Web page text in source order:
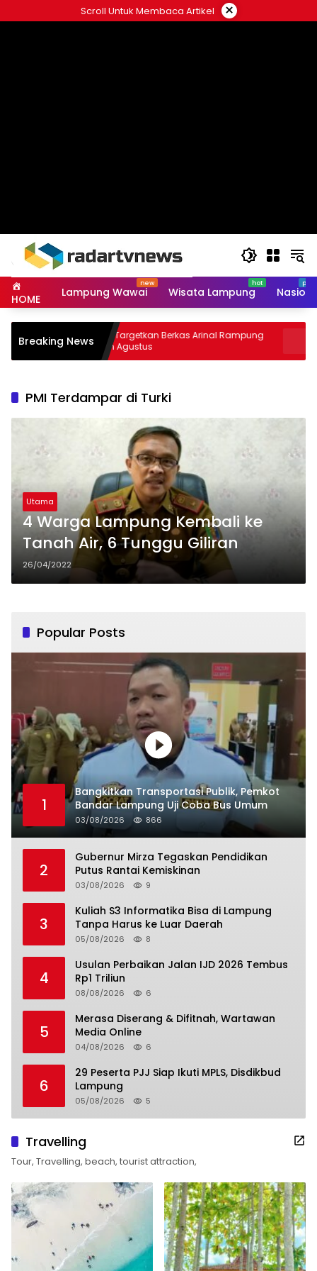
to
Scroll Untuk Membaca Artikel ×
HOME Lampung Wawai Wisata Lampung
Breaking News
Kejati Targetkan Berkas Arinal Rampung
Bulan Agustus
PMI Terdampar di Turki
Utama
4 Warga Lampung Kembali ke
Tanah Air, 6 Tunggu Giliran
26/04/2022
Popular Posts
1
Bangkitkan Transportasi Publik, Pemkot
Bandar Lampung Uji Coba Bus Umum
03/08/2026 866
2
Gubernur Mirza Tegaskan Pendidikan
Putus Rantai Kemiskinan
03/08/2026 9
3
Kuliah S3 Informatika Bisa di Lampung
Tanpa Harus ke Luar Daerah
05/08/2026 8
4
Usulan Perbaikan Jalan IJD 2026 Tembus
Rp1 Triliun
08/08/2026 6
5
Merasa Diserang & Difitnah, Wartawan
Media Online
04/08/2026 6
6
29 Peserta PJJ Siap Ikuti MPLS, Disdikbud
Lampung
05/08/2026 5
Travelling
Tour, Travelling, beach, tourist attraction,